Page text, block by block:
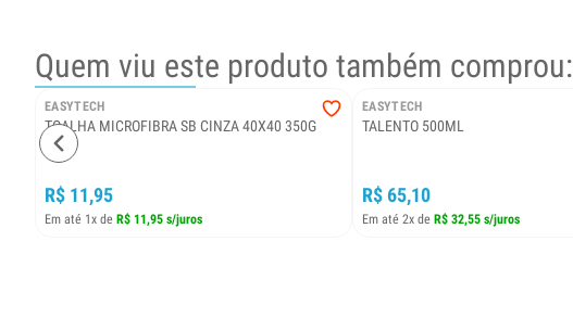
Quem viu este produto também comprou:
EASYTECH
TOALHA MICROFIBRA SB CINZA 40X40 350G
R$ 11,95
Em até 1x de R$ 11,95 s/juros
EASYTECH
TALENTO 500ML
R$ 65,10
Em até 2x de R$ 32,55 s/juros